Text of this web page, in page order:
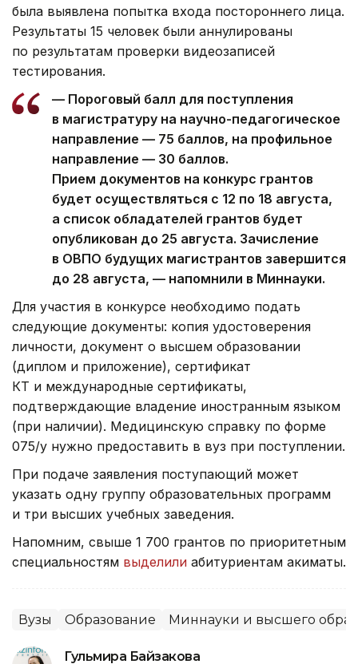
была выявлена попытка входа постороннего лица.
Результаты 15 человек были аннулированы
по результатам проверки видеозаписей
тестирования.
— Пороговый балл для поступления
в магистратуру на научно-педагогическое
направление — 75 баллов, на профильное
направление — 30 баллов.
Прием документов на конкурс грантов
будет осуществляться с 12 по 18 августа,
а список обладателей грантов будет
опубликован до 25 августа. Зачисление
в ОВПО будущих магистрантов завершится
до 28 августа, — напомнили в Миннауки.
Для участия в конкурсе необходимо подать
следующие документы: копия удостоверения
личности, документ о высшем образовании
(диплом и приложение), сертификат
КТ и международные сертификаты,
подтверждающие владение иностранным языком
(при наличии). Медицинскую справку по форме
075/у нужно предоставить в вуз при поступлении.
При подаче заявления поступающий может
указать одну группу образовательных программ
и три высших учебных заведения.
Напомним, свыше 1 700 грантов по приоритетным
специальностям выделили абитуриентам акиматы.
Вузы Образование Миннауки и высшего
Гульмира Байзакова